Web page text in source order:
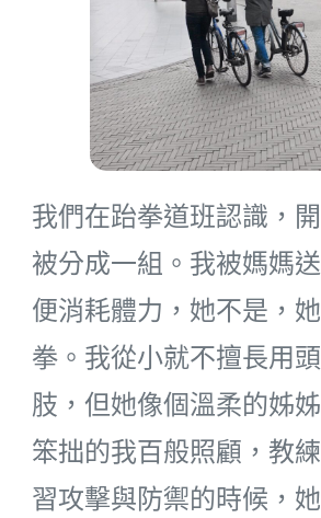
我們在跆拳道班認識，
被分成一組。我被媽媽
便消耗體力，她不是，
拳。我從小就不擅長用
肢，但她像個溫柔的姊
笨拙的我百般照顧，教
習攻擊與防禦的時候，